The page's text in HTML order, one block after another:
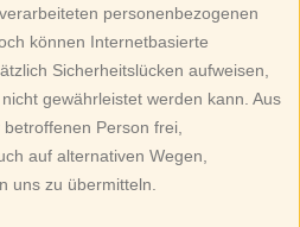
personenbezogenen
können Internetbasierte
Sicherheitslücken aufweisen,
gewährleistet werden kann. Aus
Person frei,
auf alternativen Wegen,
uns zu übermitteln.